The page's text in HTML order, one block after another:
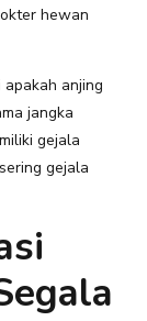
hewan
anjing
jangka
gejala
gejala